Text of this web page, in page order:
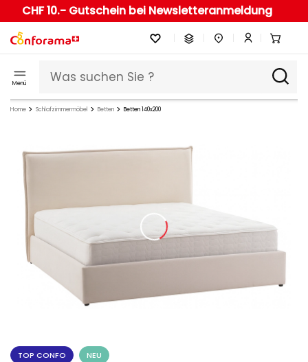
CHF 10.- Gutschein bei Newsletteranmeldung
Menü
Home Schlafzimmermöbel Betten Betten 140x200
TOP CONFO NEU